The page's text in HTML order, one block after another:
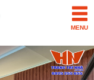
MENU